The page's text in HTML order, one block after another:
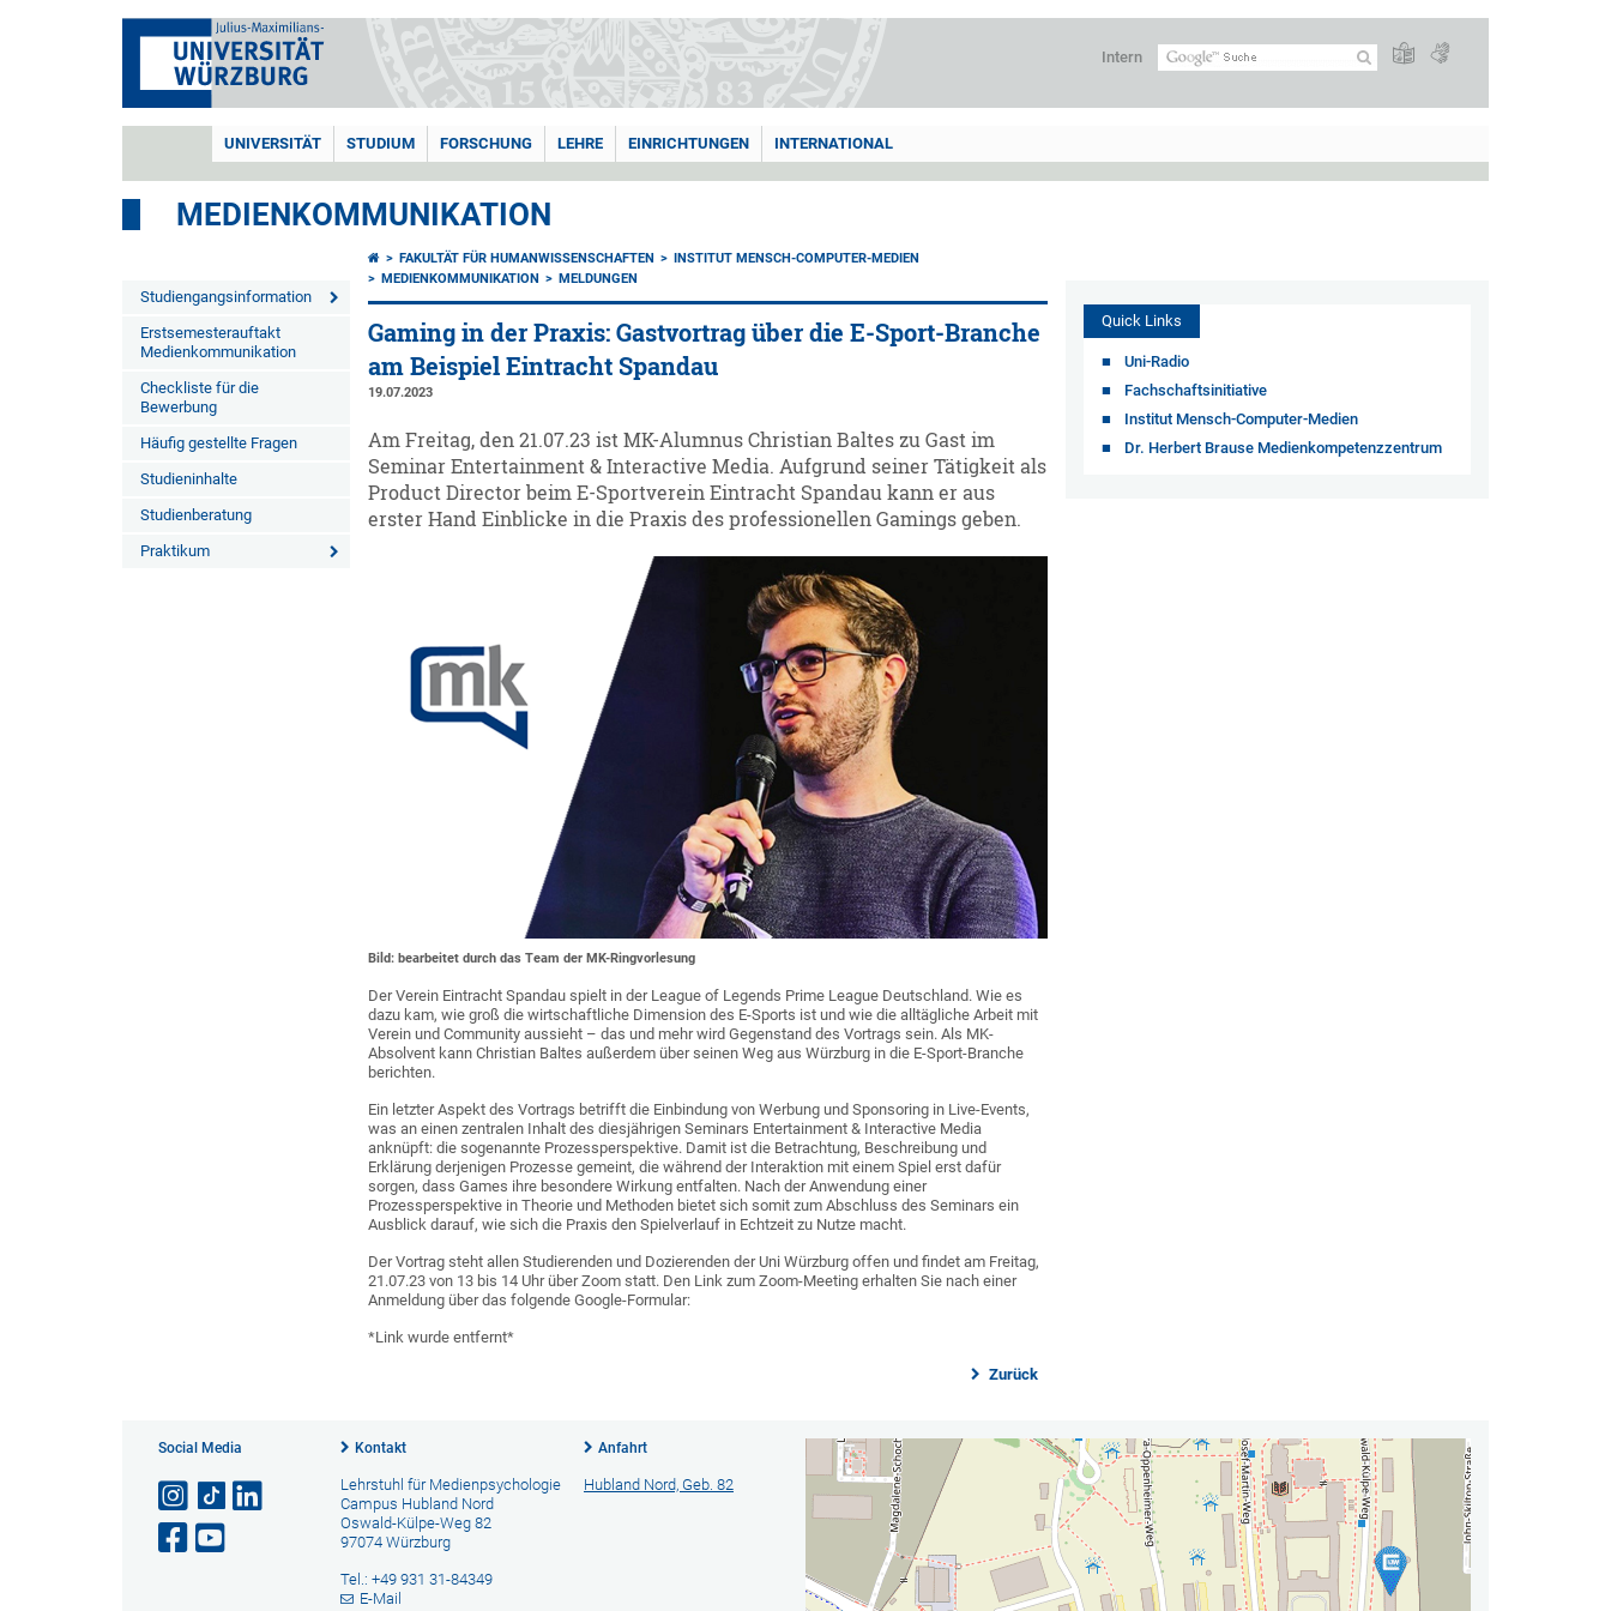
Intern
UNIVERSITÄT STUDIUM FORSCHUNG LEHRE EINRICHTUNGEN INTERNATIONAL
MEDIENKOMMUNIKATION
Studiengangsinformation
Erstsemesterauftakt
Medienkommunikation
Checkliste für die
Bewerbung
Häufig gestellte Fragen
Studieninhalte
Studienberatung
Praktikum
FAKULTÄT FÜR HUMANWISSENSCHAFTEN
INSTITUT MENSCH-COMPUTER-MEDIEN
MEDIENKOMMUNIKATION
MELDUNGEN
Gaming in der Praxis: Gastvortrag über die E-Sport-Branche
am Beispiel Eintracht Spandau
19.07.2023
Am Freitag, den 21.07.23 ist MK-Alumnus Christian Baltes zu Gast im
Seminar Entertainment & Interactive Media. Aufgrund seiner Tätigkeit als
Product Director beim E-Sportverein Eintracht Spandau kann er aus
erster Hand Einblicke in die Praxis des professionellen Gamings geben.
Bild: bearbeitet durch das Team der MK-Ringvorlesung
Der Verein Eintracht Spandau spielt in der League of Legends Prime League Deutschland. Wie es
dazu kam, wie groß die wirtschaftliche Dimension des E-Sports ist und wie die alltägliche Arbeit mit
Verein und Community aussieht – das und mehr wird Gegenstand des Vortrags sein. Als MK-
Absolvent kann Christian Baltes außerdem über seinen Weg aus Würzburg in die E-Sport-Branche
berichten.
Ein letzter Aspekt des Vortrags betrifft die Einbindung von Werbung und Sponsoring in Live-Events,
was an einen zentralen Inhalt des diesjährigen Seminars Entertainment & Interactive Media
anknüpft: die sogenannte Prozessperspektive. Damit ist die Betrachtung, Beschreibung und
Erklärung derjenigen Prozesse gemeint, die während der Interaktion mit einem Spiel erst dafür
sorgen, dass Games ihre besondere Wirkung entfalten. Nach der Anwendung einer
Prozessperspektive in Theorie und Methoden bietet sich somit zum Abschluss des Seminars ein
Ausblick darauf, wie sich die Praxis den Spielverlauf in Echtzeit zu Nutze macht.
Der Vortrag steht allen Studierenden und Dozierenden der Uni Würzburg offen und findet am Freitag,
21.07.23 von 13 bis 14 Uhr über Zoom statt. Den Link zum Zoom-Meeting erhalten Sie nach einer
Anmeldung über das folgende Google-Formular:
*Link wurde entfernt*
Zurück
Quick Links
Uni-Radio
Fachschaftsinitiative
Institut Mensch-Computer-Medien
Dr. Herbert Brause Medienkompetenzzentrum
Social Media Kontakt
Lehrstuhl für Medienpsychologie
Campus Hubland Nord
Oswald-Külpe-Weg 82
97074 Würzburg
Tel.: +49 931 31-84349
E-Mail
Anfahrt
Hubland Nord, Geb. 82